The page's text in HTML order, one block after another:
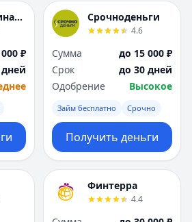
Ростов-на-Дону
Самара
Санкт-Петербург
Саратов
Севастополь
Сочи
Сургут
Т
Тверь
Тольятти
Ростов-на-Дону
Самара
Санкт-Петербург
Саратов
Севастополь
Сочи
Сургут
Т
Тверь
Тольятти
Целевые финансы
₽
Срочноденьги
4.6
Сумма
до 15 000 ₽
Срок
до 30 дней
Одобрение
Высокое
Займ бесплатно Срочно
Получить деньги
Финтерра
4.4